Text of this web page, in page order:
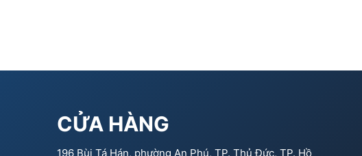
CỬA HÀNG
196 Bùi Tá Hán, phường An Phú, TP. Thủ Đức, TP. Hồ